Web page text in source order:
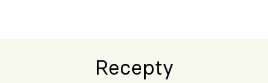
Recepty